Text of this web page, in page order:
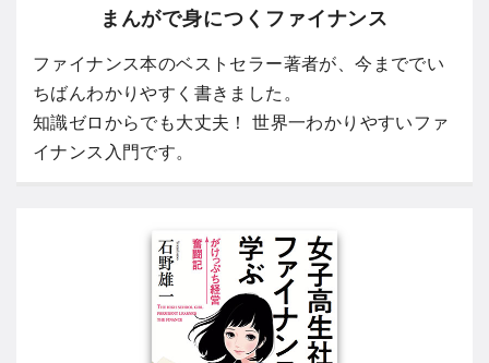
まんがで身につくファイナンス
ファイナンス本のベストセラー著者が、今まででい
ちばんわかりやすく書きました。
知識ゼロからでも大丈夫！ 世界一わかりやすいファ
イナンス入門です。